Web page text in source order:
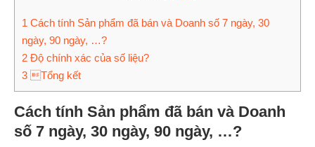
1 Cách tính Sản phẩm đã bán và Doanh số 7 ngày, 30
ngày, 90 ngày, …?
2 Độ chính xác của số liệu?
3 Tổng kết
Cách tính Sản phẩm đã bán và Doanh
số 7 ngày, 30 ngày, 90 ngày, …?